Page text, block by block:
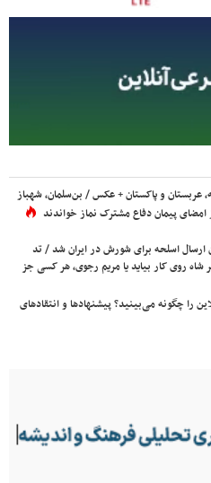
عربستان و پاکستان + عکس / بن‌سلمان، شهباز
پیمان دفاع مشترک نماز خواندند
ارسال اسلحه برای شورش در ایران شد / تد
روی کار بیاید یا مریم رجوی، هر کسی جز
را چگونه می‌بینید؟ پیشنهادها و انتقادهای